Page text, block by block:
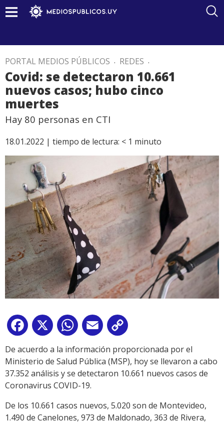
PORTAL MEDIOS PÚBLICOS . REDES .
Covid: se detectaron 10.661
nuevos casos; hubo cinco
muertes
Hay 80 personas en CTI
18.01.2022 | tiempo de lectura: < 1 minuto
Facebook
X WhatsApp
Email
Link
De acuerdo a la información proporcionada por el
Ministerio de Salud Pública (MSP), hoy se llevaron a cabo
37.352 análisis y se detectaron 10.661 nuevos casos de
Coronavirus COVID-19.
De los 10.661 casos nuevos, 5.020 son de Montevideo,
1.490 de Canelones, 973 de Maldonado, 363 de Rivera,